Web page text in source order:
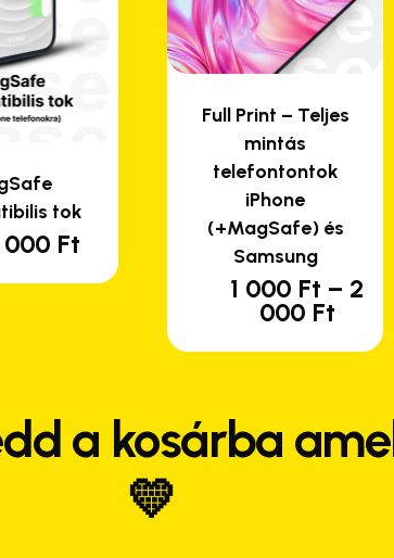
tok
000 Ft
Full Print – Teljes
mintás
telefontontok
iPhone
(+MagSafe) és
Samsung
1 000 Ft – 2
000 Ft
000
000
A
a kosárba
💛